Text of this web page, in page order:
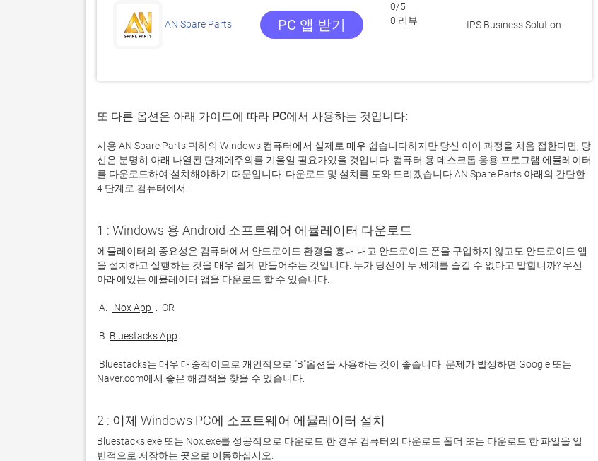
AN Spare Parts PC 앱 받기
0/5
0 리뷰
IPS Business Solution
또 다른 옵션은 아래 가이드에 따라 PC에서 사용하는 것입니다:
사용 AN Spare Parts 귀하의 Windows 컴퓨터에서 실제로 매우 쉽습니다하지만 당신 이이 과정을 처음 접한다면, 당
신은 분명히 아래 나열된 단계에주의를 기울일 필요가있을 것입니다. 컴퓨터 용 데스크톱 응용 프로그램 에뮬레이터
를 다운로드하여 설치해야하기 때문입니다. 다운로드 및 설치를 도와 드리겠습니다 AN Spare Parts 아래의 간단한
4 단계로 컴퓨터에서:
1 : Windows 용 Android 소프트웨어 에뮬레이터 다운로드
에뮬레이터의 중요성은 컴퓨터에서 안드로이드 환경을 흉내 내고 안드로이드 폰을 구입하지 않고도 안드로이드 앱
을 설치하고 실행하는 것을 매우 쉽게 만들어주는 것입니다. 누가 당신이 두 세계를 즐길 수 없다고 말합니까? 우선
A. Nox App
B. Bluestacks App
Naver.com에서 좋은 해결책을 찾을 수 있습니다.
2 : 이제 Windows PC에 소프트웨어 에뮬레이터 설치
Bluestacks.exe 또는 Nox.exe를 성공적으로 다운로드 한 경우 컴퓨터의 다운로드 폴더 또는 다운로드 한 파일을 일